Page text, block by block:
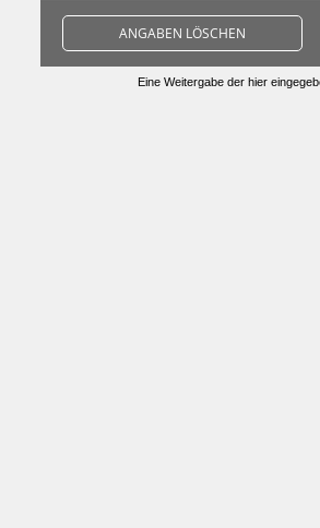
ANGABEN LÖSCHEN
Eine Weitergabe der hier